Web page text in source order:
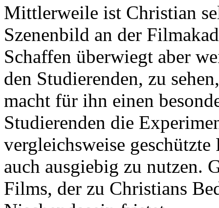
Mittlerweile ist Christian
Szenenbild an der
Schaffen überwiegt aber
den Studierenden, zu
macht für ihn einen
Studierenden die
vergleichsweise
auch ausgiebig zu nutzen.
Films, der zu Christians